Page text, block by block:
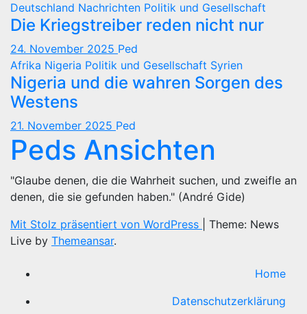
Deutschland Nachrichten Politik und Gesellschaft
Die Kriegstreiber reden nicht nur
24. November 2025 Ped
Afrika Nigeria Politik und Gesellschaft Syrien
Nigeria und die wahren Sorgen des
Westens
21. November 2025 Ped
Peds Ansichten
"Glaube denen, die die Wahrheit suchen, und zweifle an
denen, die sie gefunden haben." (André Gide)
Mit Stolz präsentiert von WordPress
Theme: News
Live by Themeansar.
Home
Datenschutzerklärung